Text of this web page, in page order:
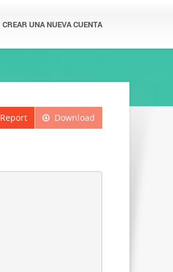
CREAR UNA NUEVA CUENTA
Download
Report